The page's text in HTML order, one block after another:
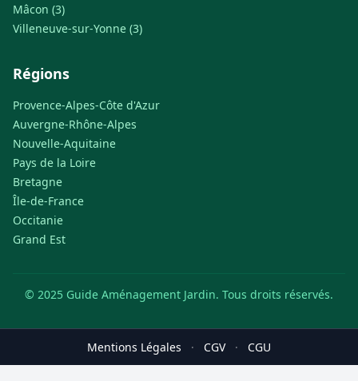
Mâcon (3)
Villeneuve-sur-Yonne (3)
Régions
Provence-Alpes-Côte d'Azur
Auvergne-Rhône-Alpes
Nouvelle-Aquitaine
Pays de la Loire
Bretagne
Île-de-France
Occitanie
Grand Est
© 2025 Guide Aménagement Jardin. Tous droits réservés.
Mentions Légales · CGV · CGU